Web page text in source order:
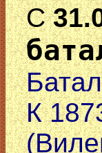
С
К